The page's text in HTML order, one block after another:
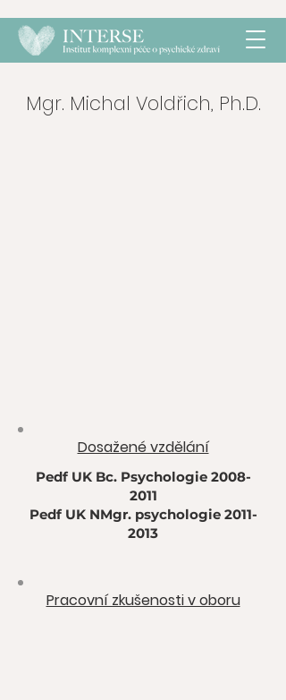
Mgr. Michal Voldřich, Ph.D.
Dosažené vzdělání
Pedf UK Bc. Psychologie 2008-
2011
Pedf UK NMgr. psychologie 2011-
2013
Pracovní zkušenosti v oboru